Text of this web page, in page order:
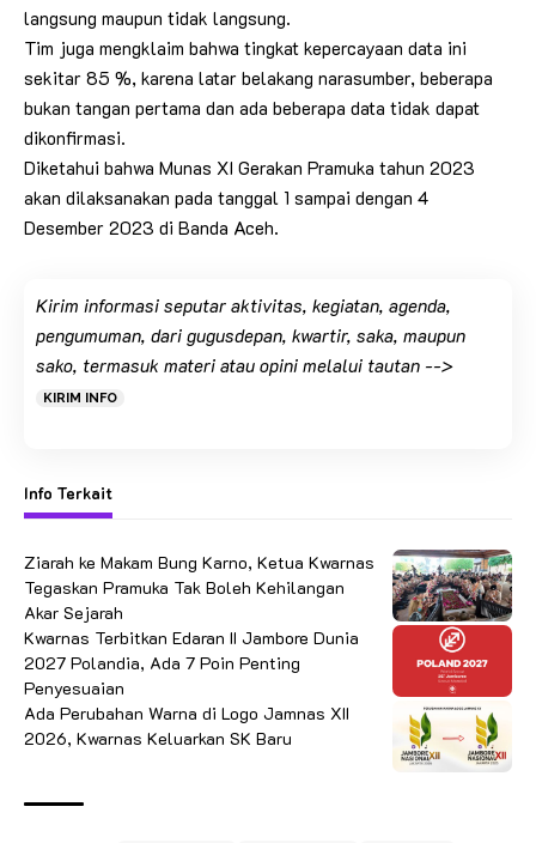
langsung maupun tidak langsung.
Tim juga mengklaim bahwa tingkat kepercayaan data ini
sekitar 85 %, karena latar belakang narasumber, beberapa
bukan tangan pertama dan ada beberapa data tidak dapat
dikonfirmasi.
Diketahui bahwa Munas XI Gerakan Pramuka tahun 2023
akan dilaksanakan pada tanggal 1 sampai dengan 4
Desember 2023 di Banda Aceh.
Kirim informasi seputar aktivitas, kegiatan, agenda,
pengumuman, dari gugusdepan, kwartir, saka, maupun
sako, termasuk materi atau opini melalui tautan -->
KIRIM INFO
Info Terkait
Ziarah ke Makam Bung Karno, Ketua Kwarnas
Tegaskan Pramuka Tak Boleh Kehilangan
Akar Sejarah
Kwarnas Terbitkan Edaran II Jambore Dunia
2027 Polandia, Ada 7 Poin Penting
Penyesuaian
Ada Perubahan Warna di Logo Jamnas XII
2026, Kwarnas Keluarkan SK Baru